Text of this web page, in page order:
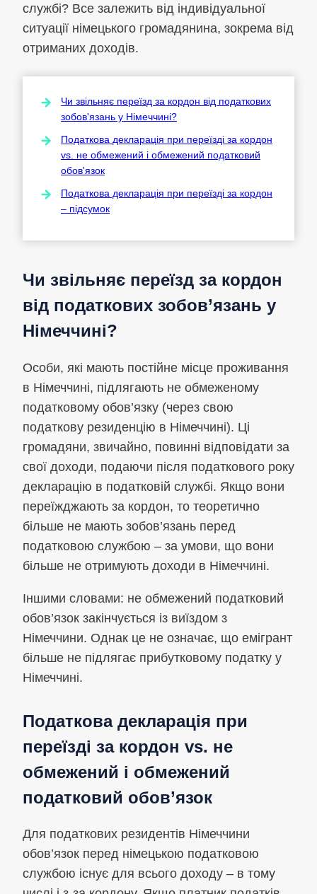
службі? Все залежить від індивідуальної
ситуації німецького громадянина, зокрема від
отриманих доходів.
Чи звільняє переїзд за кордон від податкових
зобов'язань у Німеччині?
Податкова декларація при переїзді за кордон
vs. не обмежений і обмежений податковий
обов'язок
Податкова декларація при переїзді за кордон
– підсумок
Чи звільняє переїзд за кордон
від податкових зобов’язань у
Німеччині?
Особи, які мають постійне місце проживання
в Німеччині, підлягають не обмеженому
податковому обов’язку (через свою
податкову резиденцію в Німеччині). Ці
громадяни, звичайно, повинні відповідати за
свої доходи, подаючи після податкового року
декларацію в податковій службі. Якщо вони
переїжджають за кордон, то теоретично
більше не мають зобов’язань перед
податковою службою – за умови, що вони
більше не отримують доходи в Німеччині.
Іншими словами: не обмежений податковий
обов’язок закінчується із виїздом з
Німеччини. Однак це не означає, що емігрант
більше не підлягає прибутковому податку у
Німеччині.
Податкова декларація при
переїзді за кордон vs. не
обмежений і обмежений
податковий обов’язок
Для податкових резидентів Німеччини
обов’язок перед німецькою податковою
службою існує для всього доходу – в тому